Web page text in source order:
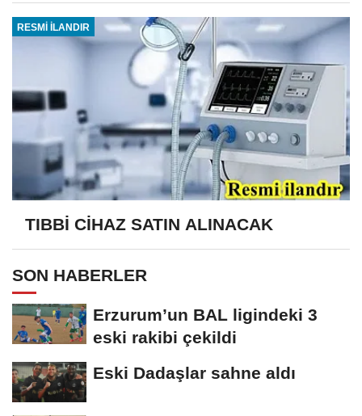
RESMİ İLANDIR
TIBBİ CİHAZ SATIN ALINACAK
SON HABERLER
Erzurum’un BAL ligindeki 3
eski rakibi çekildi
Eski Dadaşlar sahne aldı